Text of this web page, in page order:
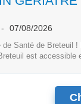
07/08/2026
de Santé de Breteuil
est